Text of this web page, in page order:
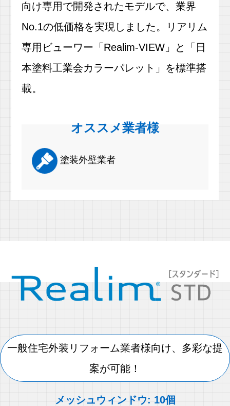
向け専用で開発されたモデルで、業界
No.1の低価格を実現しました。リアリム
専用ビューワー「Realim-VIEW」と「日
本塗料工業会カラーパレット」を標準搭
載。
オススメ業者様
塗装外壁業者
一般住宅外装リフォーム業者様向け、多彩な提
案が可能！
メッシュウィンドウ: 10個